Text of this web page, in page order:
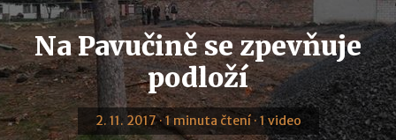
Na Pavučině se zpevňuje
podloží
2. 11. 2017 · 1 minuta čtení · 1 video